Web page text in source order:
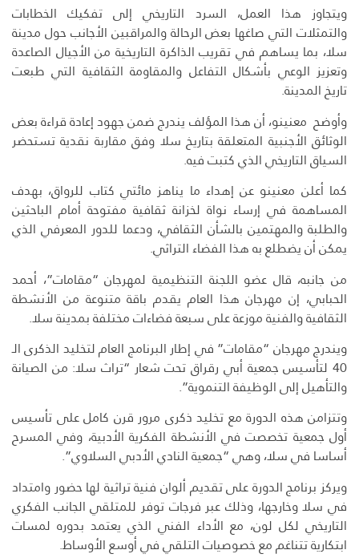
ويتجاوز هذا العمل، السرد التاريخي إلى تفكيك الخطابات
والتمثلات التي صاغها بعض الرحالة والمراقبين الأجانب حول مدينة
سلا، بما يساهم في تقريب الذاكرة التاريخية من الأجيال الصاعدة
وتعزيز الوعي بأشكال التفاعل والمقاومة الثقافية التي طبعت
تاريخ المدينة.
وأوضح معنينو، أن هذا المؤلف يندرج ضمن جهود إعادة قراءة بعض
الوثائق الأجنبية المتعلقة بتاريخ سلا وفق مقاربة نقدية تستحضر
السياق التاريخي الذي كتبت فيه.
كما أعلن معنينو عن إهداء ما يناهز مائتي كتاب للرواق، بهدف
المساهمة في إرساء نواة لخزانة ثقافية مفتوحة أمام الباحثين
والطلبة والمهتمين بالشأن الثقافي، ودعما للدور المعرفي الذي
يمكن أن يضطلع به هذا الفضاء التراثي.
من جانبه، قال عضو اللجنة التنظيمية لمهرجان “مقامات”، أحمد
الحبابي، إن مهرجان هذا العام يقدم باقة متنوعة من الأنشطة
الثقافية والفنية موزعة على سبعة فضاءات مختلفة بمدينة سلا.
ويندرج مهرجان “مقامات” في إطار البرنامج العام لتخليد الذكرى الـ
40 لتأسيس جمعية أبي رقراق تحت شعار “تراث سلا: من الصيانة
والتأهيل إلى الوظيفة التنموية”.
وتتزامن هذه الدورة مع تخليد ذكرى مرور قرن كامل على تأسيس
أول جمعية تخصصت في الأنشطة الفكرية الأدبية، وفي المسرح
أساسا في سلا، وهي “جمعية النادي الأدبي السلاوي”.
ويركز برنامج الدورة على تقديم ألوان فنية تراثية لها حضور وامتداد
في سلا وخارجها، وذلك عبر فرجات توفر للمتلقي الجانب الفكري
التاريخي لكل لون، مع الأداء الفني الذي يعتمد بدوره لمسات
ابتكارية تتناغم مع خصوصيات التلقي في أوسع الأوساط.